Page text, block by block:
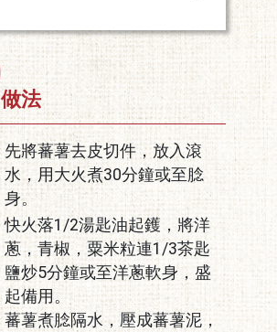
做法
先將蕃薯去皮切件，放入滾
水，用大火煮30分鐘或至腍
身。
快火落1/2湯匙油起鑊，將洋
蔥，青椒，粟米粒連1/3茶匙
鹽炒5分鐘或至洋蔥軟身，盛
起備用。
蕃薯煮腍隔水，壓成蕃薯泥，